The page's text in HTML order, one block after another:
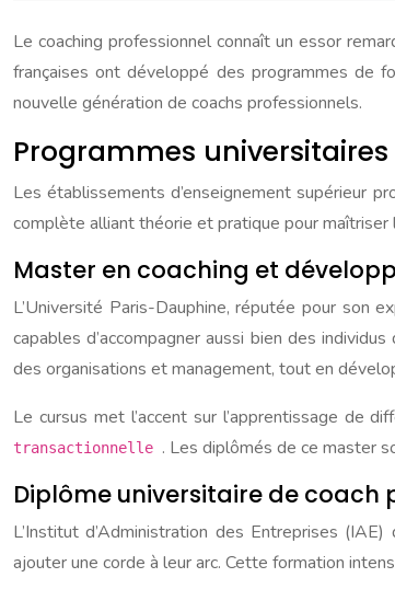
Le coaching professionnel connaît un essor
françaises ont développé des programmes de
nouvelle génération de coachs professionnels.
Programmes
Les établissements d’enseignement supérieur
complète alliant théorie et pratique pour
Master en coaching et
L’Université Paris-Dauphine, réputée pour son
capables d’accompagner aussi bien des
des organisations et management, tout en
Le cursus met l’accent sur l’apprentissage de
transactionnelle . Les diplômés de ce master
Diplôme universitaire de coach
L’Institut d’Administration des Entreprises
ajouter une corde à leur arc. Cette formation